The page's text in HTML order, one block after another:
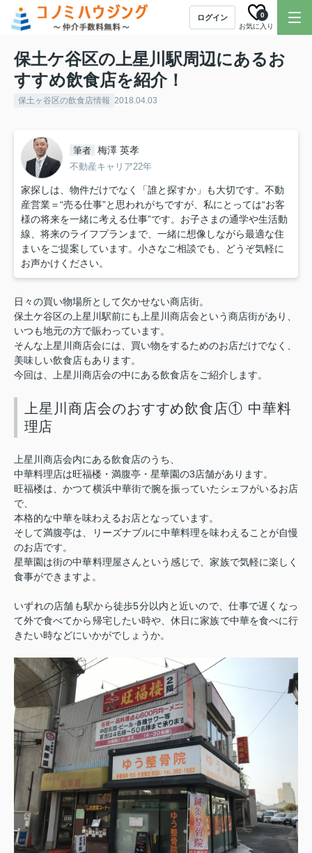
ログイン
お気に入り
0
保土ケ谷区の上星川駅周辺にあるお
すすめ飲食店を紹介！
保土ヶ谷区の飲食店情報 2018.04.03
筆者 梅澤 英孝
不動産キャリア22年
家探しは、物件だけでなく「誰と探すか」も大切です。不動
産営業＝“売る仕事”と思われがちですが、私にとっては“お客
様の将来を一緒に考える仕事”です。お子さまの通学や生活動
線、将来のライフプランまで、一緒に想像しながら最適な住
まいをご提案しています。小さなご相談でも、どうぞ気軽に
お声かけください。
日々の買い物場所として欠かせない商店街。
保土ケ谷区の上星川駅前にも上星川商店会という商店街があり、
いつも地元の方で賑わっています。
そんな上星川商店会には、買い物をするためのお店だけでなく、
美味しい飲食店もあります。
今回は、上星川商店会の中にある飲食店をご紹介します。
上星川商店会のおすすめ飲食店① 中華料
理店
上星川商店会内にある飲食店のうち、
中華料理店は旺福楼・満腹亭・星華園の3店舗があります。
旺福楼は、かつて横浜中華街で腕を振っていたシェフがいるお店
で、
本格的な中華を味わえるお店となっています。
そして満腹亭は、リーズナブルに中華料理を味わえることが自慢
のお店です。
星華園は街の中華料理屋さんという感じで、家族で気軽に楽しく
食事ができますよ。
いずれの店舗も駅から徒歩5分以内と近いので、仕事で遅くなっ
て外で食べてから帰宅したい時や、休日に家族で中華を食べに行
きたい時などにいかがでしょうか。